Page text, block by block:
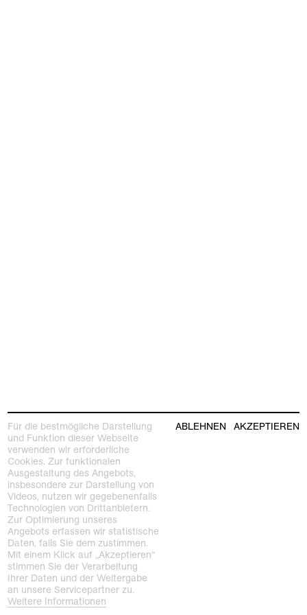
Für die bestmögliche Darstellung
und Funktion dieser Webseite
verwenden wir erforderliche
Cookies. Zur funktionalen
Ausgestaltung des Angebots,
insbesondere zur Darstellung von
Videos, nutzen wir gegebenenfalls
Technologien von Drittanbietern.
Zur Optimierung unseres
Angebots erfassen wir statistische
Daten, falls Sie dem zustimmen.
Mit einem Klick auf „Akzeptieren“
stimmen Sie der Verarbeitung
Ihrer Daten und der Weitergabe
an unsere Servicepartner zu.
Weitere Informationen
ABLEHNEN AKZEPTIEREN